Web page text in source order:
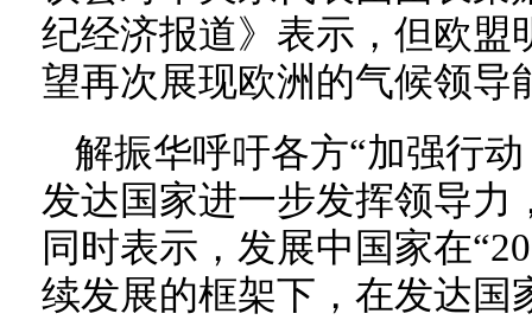
纪经济报道》表示，但欧盟
望再次展现欧洲的气候领导
解振华呼吁各方“加强行
发达国家进一步发挥领导力
同时表示，发展中国家在
续发展的框架下，在发达国